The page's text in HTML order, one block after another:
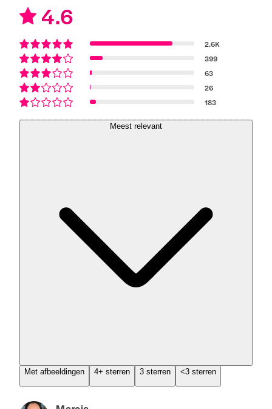
4.6
2.6K
399
63
26
183
Meest relevant
Met afbeeldingen 4+ sterren 3 sterren <3 sterren